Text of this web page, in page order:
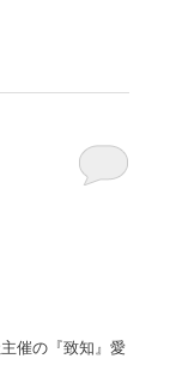
催の『致知』愛